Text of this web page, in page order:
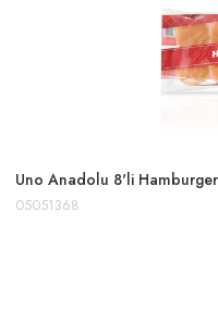
Uno Anadolu 8'li
05051368